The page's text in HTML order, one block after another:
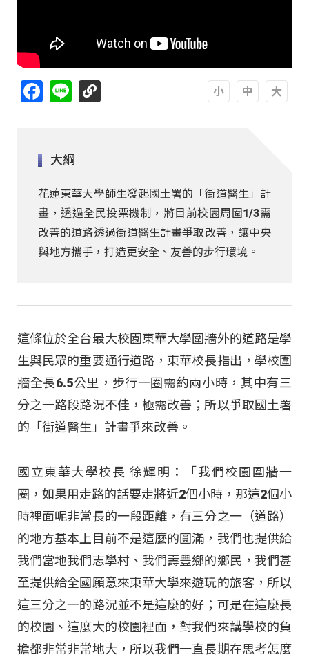
Facebook
Line
大綱
花蓮東華大學師生發起國土署的「街道醫生」計
畫，透過全民投票機制，將目前校園周圍1/3需
改善的道路透過街道醫生計畫爭取改善，讓中央
與地方攜手，打造更安全、友善的步行環境。
這條位於全台最大校園東華大學圍牆外的道路是學
生與民眾的重要通行道路，東華校長指出，學校圍
牆全長6.5公里，步行一圈需約兩小時，其中有三
分之一路段路況不佳，極需改善；所以爭取國土署
的「街道醫生」計畫爭來改善。
國立東華大學校長 徐輝明：「我們校園圍牆一
圈，如果用走路的話要走將近2個小時，那這2個小
時裡面呢非常長的一段距離，有三分之一（道路）
的地方基本上目前不是這麼的圓滿，我們也提供給
我們當地我們志學村、我們壽豐鄉的鄉民，我們甚
至提供給全國願意來東華大學來遊玩的旅客，所以
這三分之一的路況並不是這麼的好；可是在這麼長
的校園、這麼大的校園裡面，對我們來講學校的負
擔都非常非常地大，所以我們一直長期在思考怎麼